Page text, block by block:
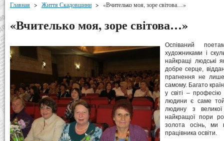
Главная > Життя Скадовщини > «Вчителько моя, зоре світова…»
«Вчителько моя, зоре світова…»
Оспіваний
художниками і
найкращі людські
добре серце,
прагнення не
самому. Багато
у світі –
людини є саме
людину з
найкращої пори
золота осінь, ми
працівника освіти.